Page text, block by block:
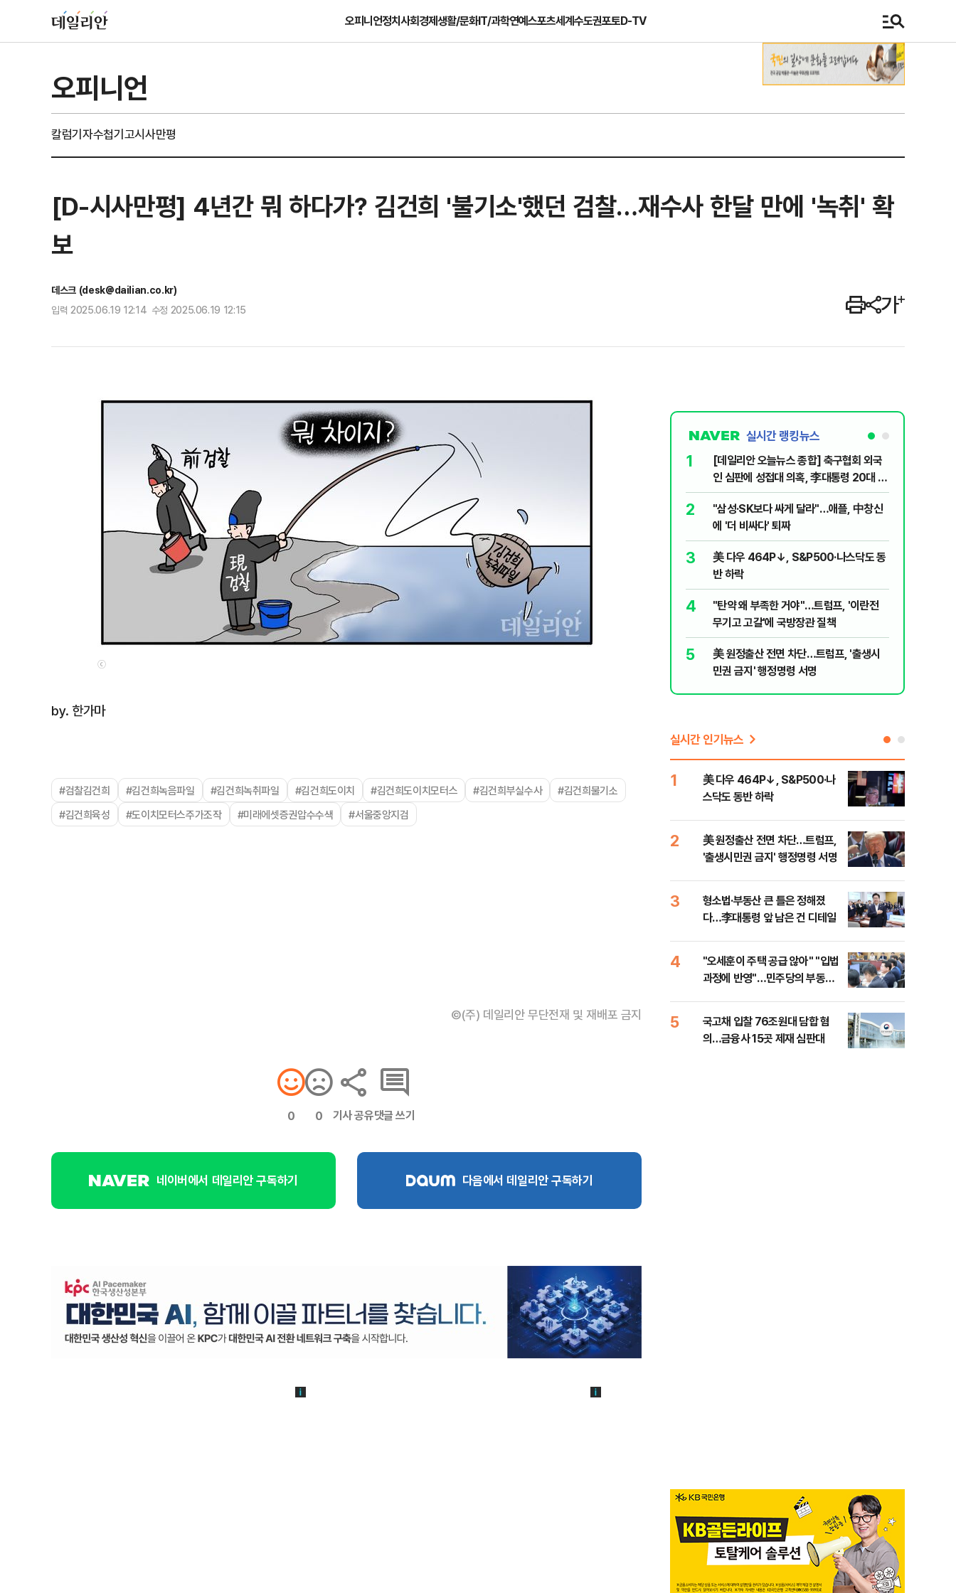
오피니언정치사회경제생활/문화IT/과학연예스포츠세계수도권포토D-TV
오피니언
칼럼기자수첩기고시사만평
[D-시사만평] 4년간 뭐 하다가? 김건희 '불기소'했던 검찰…재수사 한달 만에 '녹취' 확
보
데스크 (desk@dailian.co.kr)
입력 2025.06.19 12:14 수정 2025.06.19 12:15
ⓒ
by. 한가마
#검찰김건희 #김건희녹음파일 #김건희녹취파일 #김건희도이치 #김건희도이치모터스 #김건희부실수사
#김건희불기소
#김건희육성
#도이치모터스주가조작 #미래에셋증권압수수색 #서울중앙지검
©(주) 데일리안 무단전재 및 재배포 금지
0 0 기사 공유댓글 쓰기
네이버에서 데일리안 구독하기 다음에서 데일리안 구독하기
실시간 랭킹뉴스
1
물, SK하이닉스 프리마켓 시초가 논란 재
점화, 김민석 "과반 승리 가능성 99%" 등
"삼성·SK보다 싸게 달라"…애플, 中창신
에 '더 비싸다' 퇴짜
3
美 다우 464P↓, S&P500·나스닥도 동
반 하락
"탄약 왜 부족한 거야"…트럼프, '이란전
무기고 고갈'에 국방장관 질책
6
"아빠, 왜 이렇게 빨라?"…볼보 EX90,
640마력 품은 패밀리카 [시승기]
7
"오세훈이 주택 공급 않아" "입법과정에
반영"…민주당의 부동산 세제개편 해법은
8
병력난 우크라, 외국인 전사 1만 6000명
투입…중남미 출신 40%
9
오세훈 '여론조사비 대납' 1심 유죄에 회자
된 '민주당 돈봉투 의혹'…왜?
10
형소법·부동산 큰 틀은 정해졌다…李대통
령 앞 남은 건 디테일
실시간 인기뉴스
1
美 다우 464P↓, S&P500·나
스닥도 동반 하락
2
美 원정출산 전면 차단…트럼프,
'출생시민권 금지' 행정명령 서명
3
형소법·부동산 큰 틀은 정해졌
다…李대통령 앞 남은 건 디테일
4
"오세훈이 주택 공급 않아" "입법
과정에 반영"…민주당의 부동산
5
국고채 입찰 76조원대 담합 혐
의…금융사 15곳 제재 심판대